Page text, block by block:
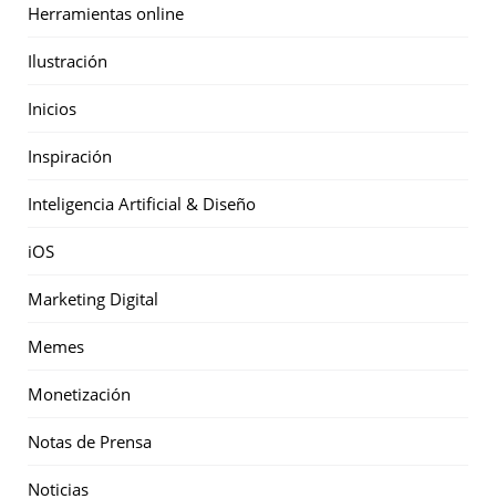
Herramientas online
Ilustración
Inicios
Inspiración
Inteligencia Artificial & Diseño
iOS
Marketing Digital
Memes
Monetización
Notas de Prensa
Noticias